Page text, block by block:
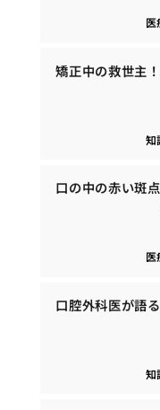
医
矯正中の救世主
知
口の中の赤い斑
医
口腔外科医が語
知